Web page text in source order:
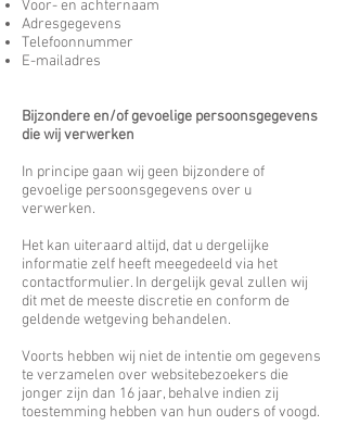
Voor- en achternaam
Adresgegevens
Telefoonnummer
E-mailadres
Bijzondere en/of gevoelige persoonsgegevens
die wij verwerken
In principe gaan wij geen bijzondere of
gevoelige persoonsgegevens over u
verwerken.
Het kan uiteraard altijd, dat u dergelijke
informatie zelf heeft meegedeeld via het
contactformulier. In dergelijk geval zullen wij
dit met de meeste discretie en conform de
geldende wetgeving behandelen.
Voorts hebben wij niet de intentie om gegevens
te verzamelen over websitebezoekers die
jonger zijn dan 16 jaar, behalve indien zij
toestemming hebben van hun ouders of voogd.